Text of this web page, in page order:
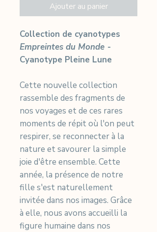
Ajouter au panier
Collection de cyanotypes
Empreintes du Monde -
Cyanotype Pleine Lune
Cette nouvelle collection
rassemble des fragments de
nos voyages et de ces rares
moments de répit où l'on peut
respirer, se reconnecter à la
nature et savourer la simple
joie d'être ensemble. Cette
année, la présence de notre
fille s'est naturellement
invitée dans nos images. Grâce
à elle, nous avons accueilli la
figure humaine dans nos